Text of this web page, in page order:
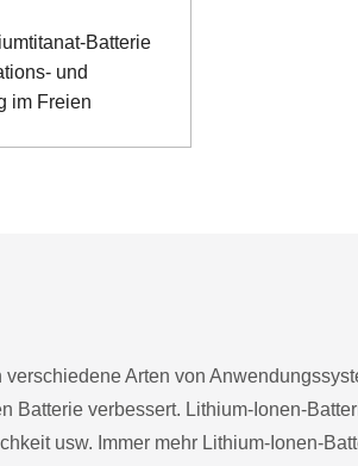
Batterie
und
im Freien
Arten von
Batterie verbessert. Lithium-Ionen-
usw. Immer mehr Lithium-Ionen-